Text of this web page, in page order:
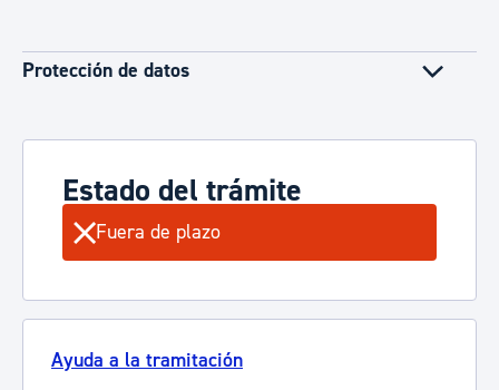
Protección de datos
Estado del trámite
Fuera de plazo
Ayuda a la tramitación